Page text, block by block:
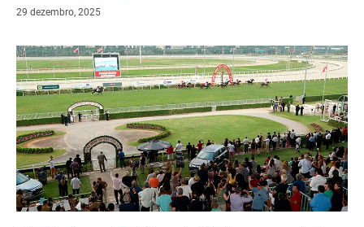
29 dezembro, 2025